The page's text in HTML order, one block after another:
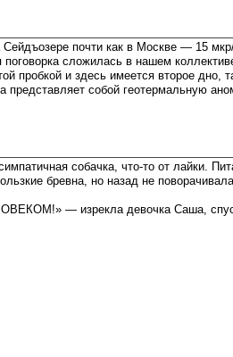
почти как в Москве — 15
сложилась в нашем
пробкой и здесь имеется второе
собой геотермальную
собачка, что-то от лайки.
бревна, но назад не
— изрекла девочка Саша,